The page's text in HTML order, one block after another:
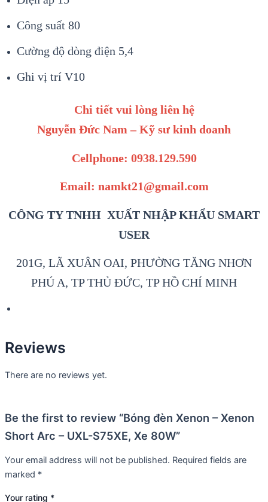
Công suất 80
Cường độ dòng điện 5,4
Ghi vị trí V10
Chi tiết vui lòng liên hệ
Nguyễn Đức Nam – Kỹ sư kinh doanh
Cellphone: 0938.129.590
Email: namkt21@gmail.com
CÔNG TY TNHH XUẤT NHẬP KHẨU SMART
USER
201G, LÃ XUÂN OAI, PHƯỜNG TĂNG NHƠN
PHÚ A, TP THỦ ĐỨC, TP HỒ CHÍ MINH
Reviews
There are no reviews yet.
Be the first to review “Bóng đèn Xenon – Xenon
Short Arc – UXL-S75XE, Xe 80W”
Your email address will not be published. Required fields are
marked *
Your rating *